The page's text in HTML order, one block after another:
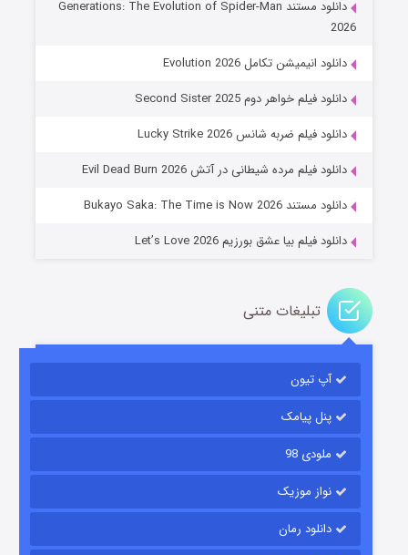
جادوگری در مغولستان
باب اسفنجی فصل ۱۷
قسمت۶ (زیرنویس) منتشر شد
دانلود مستند Generations: The Evolution of Spider-Man
2026
دانلود انیمیشن تکامل Evolution 2026
دانلود فیلم خواهر دوم Second Sister 2025
دانلود فیلم ضربه شانس Lucky Strike 2026
دانلود فیلم مرده شیطانی در آتش Evil Dead Burn 2026
دانلود مستند Bukayo Saka: The Time is Now 2026
دانلود فیلم بیا عشق بورزیم Let’s Love 2026
تبلیغات متنی
آپ تیون
پنل پیامک
ملودی 98
نواز موزیک
دانلود رمان